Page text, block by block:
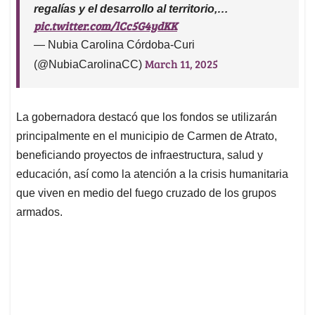
regalías y el desarrollo al territorio,…
pic.twitter.com/lCc5G4ydKK
— Nubia Carolina Córdoba-Curi
(@NubiaCarolinaCC) March 11, 2025
La gobernadora destacó que los fondos se utilizarán
principalmente en el municipio de Carmen de Atrato,
beneficiando proyectos de infraestructura, salud y
educación, así como la atención a la crisis humanitaria
que viven en medio del fuego cruzado de los grupos
armados.